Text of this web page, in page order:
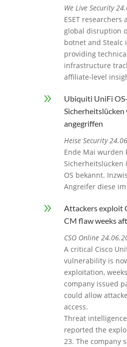
We Live Security
ESET researchers
global disruption
botnet and Stealc
providing
infrastructure
affiliate-level
9
Ubiquiti UniFi OS-
Sicherheitslücken
angegriffen
Heise Security
Ende Mai wurden
Sicherheitslücken
OS bekannt.
Angreifer diese im
9
Attackers exploit
CM flaw weeks
CSO Online
A critical Cisco
vulnerability is
exploitation,
company issued
could allow
access.
Threat
reported the
23. The company